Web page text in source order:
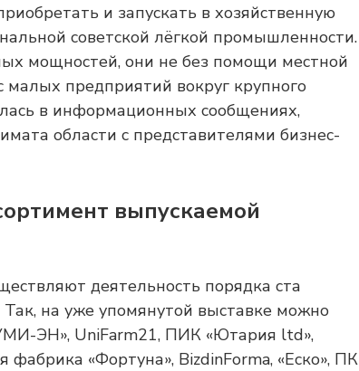
и запускать в хозяйственную
советской лёгкой промышленности.
мощностей, они не без помощи местной
малых предприятий вокруг крупного
в информационных сообщениях,
области с представителями бизнес-
выпускаемой
деятельность порядка ста
на уже упомянутой выставке можно
ЭН», UniFarm21, ПИК «Ютария ltd»,
фабрика «Фортуна», BizdinForma, «Еско», ПК